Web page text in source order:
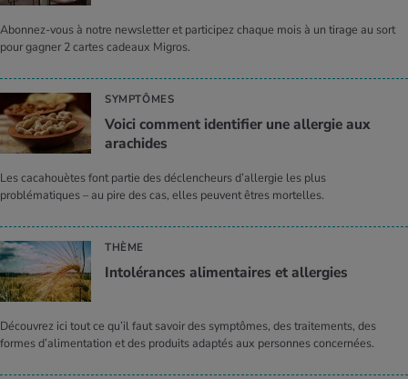
Abonnez-vous à notre newsletter et participez chaque mois à un tirage au sort
pour gagner 2 cartes cadeaux Migros.
SYMPTÔMES
Voici comment identifier une allergie aux
arachides
Les cacahouètes font partie des déclencheurs d’allergie les plus
problématiques – au pire des cas, elles peuvent êtres mortelles.
THÈME
Intolérances alimentaires et allergies
Découvrez ici tout ce qu’il faut savoir des symptômes, des traitements, des
formes d’alimentation et des produits adaptés aux personnes concernées.